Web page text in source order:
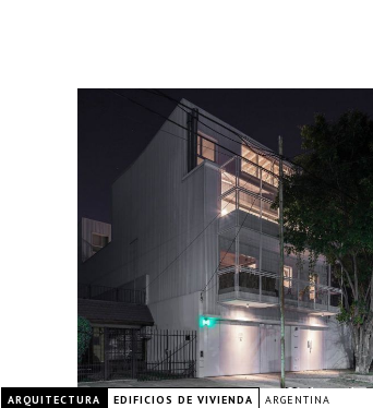
ARQUITECTURA EDIFICIOS DE VIVIENDA ARGENTINA